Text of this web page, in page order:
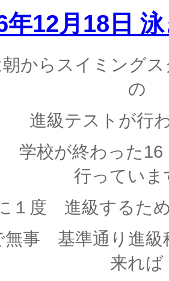
年12月18日
からスイミング
の
進級テストが行
学校が終わった16
行っていま
１度 進級するた
無事 基準通り進級
来れば